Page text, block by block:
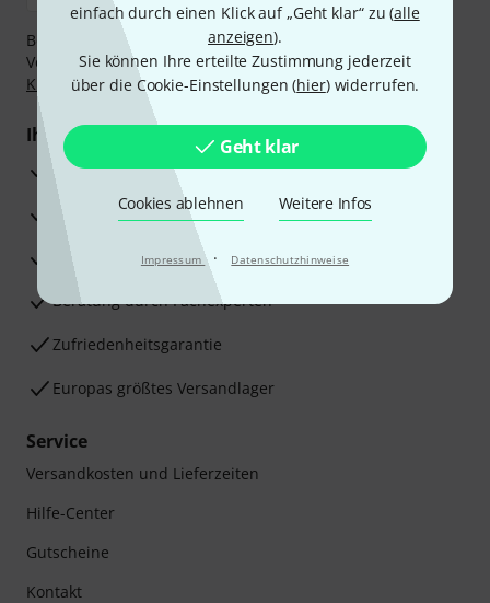
einfach durch einen Klick auf „Geht klar“ zu (alle
anzeigen).
Sie können Ihre erteilte Zustimmung jederzeit
über die Cookie-Einstellungen (hier) widerrufen.
Geht klar
Cookies ablehnen Weitere Infos
Impressum · Datenschutzhinweise
Bezahlen Sie vertraulich und sicher per Nachnahme,
Vorkasse, PayPal, Amazon Pay,Klarna Sofort bezahlen
Klarna Ratenzahlungoder Kreditkarte.
Ihre Vorteile
3 Jahre Thomann Garantie
30 Tage Money-Back-Garantie
Reparaturservice
Beratung durch Fachexperten
Zufriedenheitsgarantie
Europas größtes Versandlager
Service
Versandkosten und Lieferzeiten
Hilfe-Center
Gutscheine
Kontakt